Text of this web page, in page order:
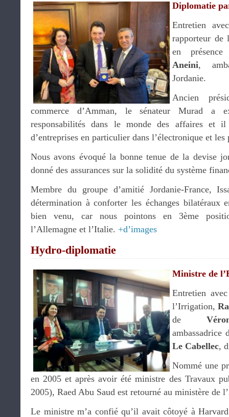
Diplomatie
Entretien
rapporteur de
en
Aneini,
Jordanie.
Ancien
commerce d’Amman, le sénateur Murad a
responsabilités dans le monde des affaires et
d’entreprises en particulier dans l’électronique et
Nous avons évoqué la bonne tenue de la devise
donné des assurances sur la solidité du système
Membre du groupe d’amitié Jordanie-France,
détermination à conforter les échanges bilatéraux
bien venu, car nous pointons en 3ème
l’Allemagne et l’Italie. +d’images
Hydro-diplomatie
Ministre de
Entretien
l’Irrigation,
de
ambassadrice
Le Cabellec,
Nommé une
en 2005 et après avoir été ministre des Travaux
2005), Raed Abu Saud est retourné au ministère de
Le ministre m’a confié qu’il avait côtoyé à